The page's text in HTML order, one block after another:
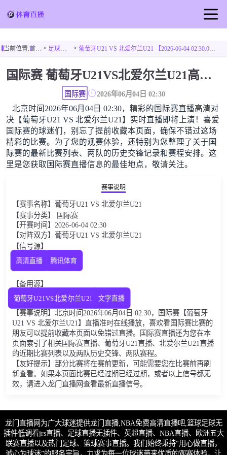
篮球直播
当前位置: 首页 > 足球直播 > 葡萄牙U21 VS 北爱尔兰U21 【2026-06-04 02:30:00】
国际赛 葡萄牙U21VS北爱尔兰U21高清直播免费观看
国际赛 2026年06月04日 02:30
北京时间2026年06月04日 02:30，精彩的国际赛直播高清对
决【葡萄牙U21 VS 北爱尔兰U21】实时直播即将上演！喜爱
国际赛的球迷们，别忘了提前收藏本页面，确保不错过这场
精彩的比赛。为了您的观赛体验，还特别为您整理了关于国
际赛的最新比赛列表、两队的历史交锋记录和赛程安排。这
里是您获取国际赛直播信息的最佳地点，敬请关注。
赛事说明
【赛事名称】葡萄牙U21 VS 北爱尔兰U21
【赛事分类】 国际赛
【开赛时间】2026-06-04 02:30
【对阵双方】葡萄牙U21 VS 北爱尔兰U21
【信号源】
高清直播 腾讯体育
【备用源】
葡萄牙U21VS北爱尔兰U21 文字直播
【赛事说明】北京时间2026年06月04日 02:30，国际赛【葡萄牙
U21 VS 北爱尔兰U21】直播准时在线播放，喜欢看国际赛比赛的
朋友可以提前收藏本页面以免错过直播。国际赛直播还为您在本
页面索引了相关国际赛直播、葡萄牙U21直播、北爱尔兰U21直播
的近期比赛列表以及两队历史交锋、两队赛程。
【友好提示】部分比赛将在赛前更新，可能需要您在比赛前再刷
新查看。如果本页面比赛已经过期已经过期，或者以上信号都无
效，请进入龙门直播网查看最新直播信号。
龙门直播网为广大球迷提供龙门直播,NBA免费高清直播吧,篮球足球无
插件低调看jrs直播、足球直播无插件、英超直播、NBA直播、欧洲五大
联赛直播以及热门足球、篮球赛事直播。我们始终秉持“用心做直播，